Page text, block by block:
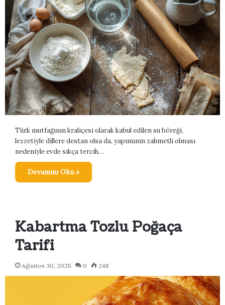
Türk mutfağının kraliçesi olarak kabul edilen su böreği,
lezzetiyle dillere destan olsa da, yapımının zahmetli olması
nedeniyle evde sıkça tercih…
Devamını Oku »
Kabartma Tozlu Poğaça
Tarifi
Ağustos 30, 2025 0 248